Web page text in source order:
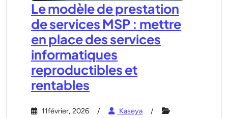
Le modèle de prestation
de services MSP : mettre
en place des services
informatiques
reproductibles et
rentables
11février, 2026
Kaseya